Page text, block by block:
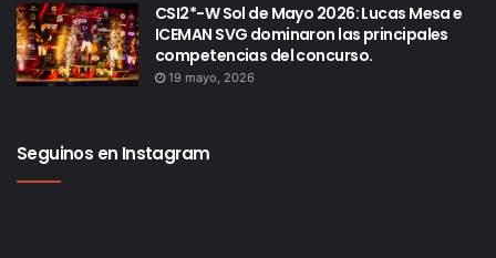
CSI2*-W Sol de Mayo 2026: Lucas Mesa e
ICEMAN SVG dominaron las principales
competencias del concurso.
19 mayo, 2026
Seguinos en Instagram